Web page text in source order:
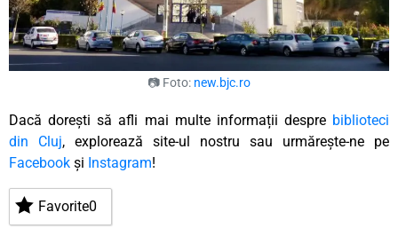
📷 Foto: new.bjc.ro
Dacă dorești să afli mai multe informații despre biblioteci
din Cluj, explorează site-ul nostru sau urmărește-ne pe
Facebook și Instagram!
Favorite0